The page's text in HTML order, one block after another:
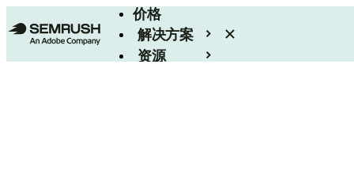
价格
解决方案
资源